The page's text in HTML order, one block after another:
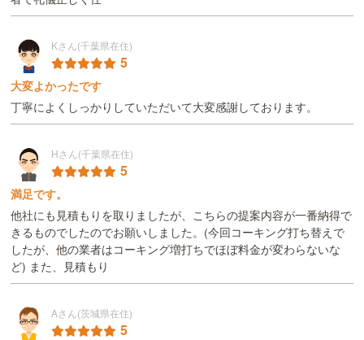
Kさん(千葉県在住)
5
大変よかったです
丁寧によくしっかりしていただいて大変感謝しております。
Hさん(千葉県在住)
5
満足です。
他社にも見積もりを取りましたが、こちらの提案内容が一番納得で
きるものでしたのでお願いしました。(今回コーキング打ち替えで
したが、他の業者はコーキング増打ちでほぼ料金が変わらないな
ど) また、見積もり
Aさん(茨城県在住)
5